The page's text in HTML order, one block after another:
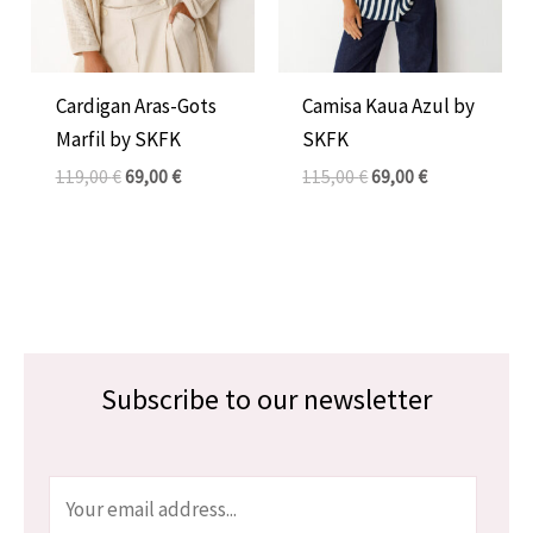
Cardigan Aras-Gots
Marfil by SKFK
119,00€69,00€
Camisa Kaua Azul by
SKFK
115,00€69,00€
Subscribe to our newsletter